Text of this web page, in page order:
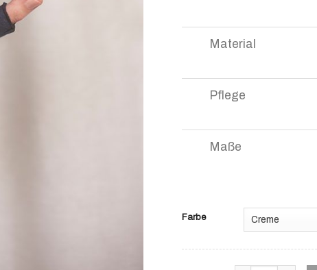
Material
Pflege
Maße
Farbe